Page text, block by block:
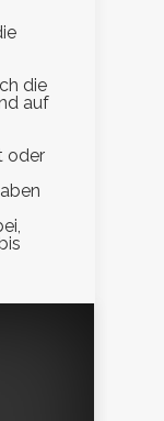
die
auf
oder